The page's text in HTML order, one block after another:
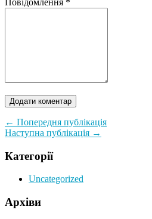
Повідомлення *
← Попередня публікація
Наступна публікація →
Категорії
Uncategorized
Архіви